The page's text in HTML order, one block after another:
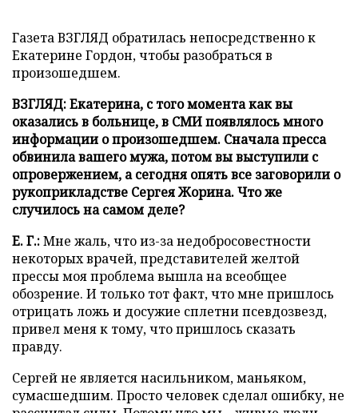
Газета ВЗГЛЯД обратилась непосредственно к
Екатерине Гордон, чтобы разобраться в
произошедшем.
ВЗГЛЯД: Екатерина, с того момента как вы
оказались в больнице, в СМИ появлялось много
информации о произошедшем. Сначала пресса
обвинила вашего мужа, потом вы выступили с
опровержением, а сегодня опять все заговорили о
рукоприкладстве Сергея Жорина. Что же
случилось на самом деле?
Е. Г.:Мне жаль, что из-за недобросовестности
некоторых врачей, представителей желтой
прессы моя проблема вышла на всеобщее
обозрение. И только тот факт, что мне пришлось
отрицать ложь и досужие сплетни псевдозвезд,
привел меня к тому, что пришлось сказать
правду.
Сергей не является насильником, маньяком,
сумасшедшим. Просто человек сделал ошибку, не